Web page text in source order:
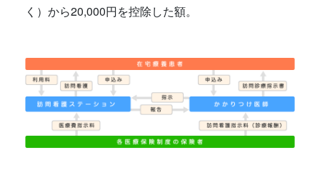
く）から20,000円を控除した額。